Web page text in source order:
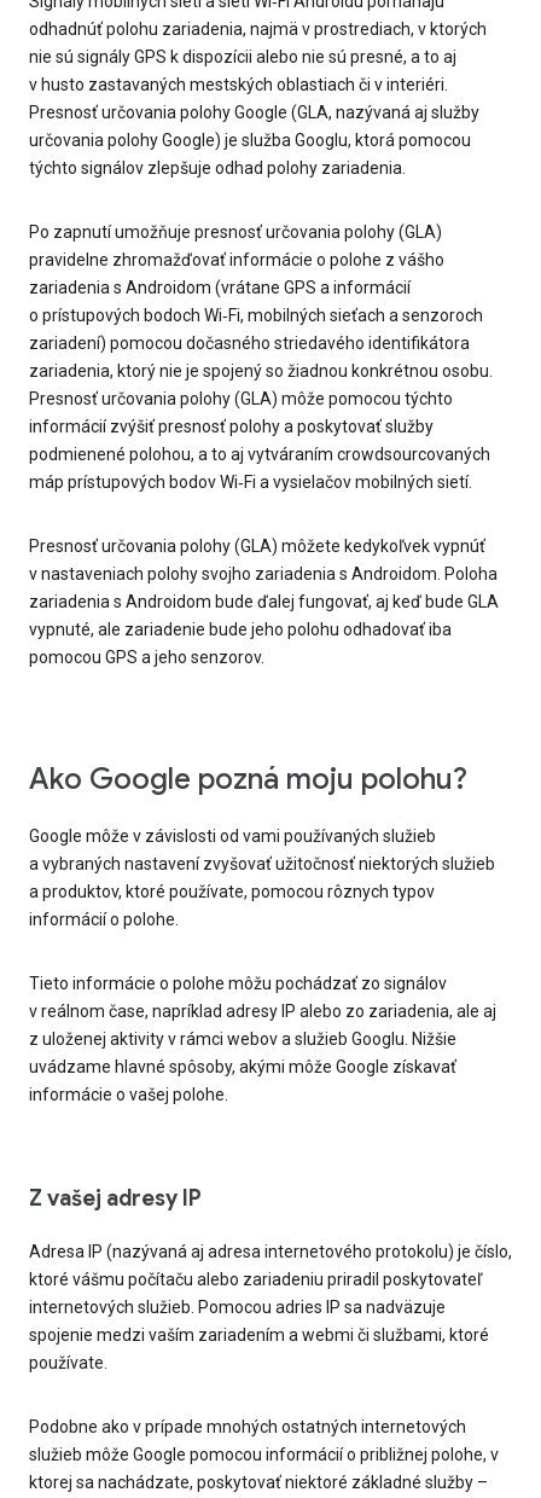
odhadnúť polohu zariadenia, najmä v prostrediach, v ktorých
nie sú signály GPS k dispozícii alebo nie sú presné, a to aj
v husto zastavaných mestských oblastiach či v interiéri.
Presnosť určovania polohy Google (GLA, nazývaná aj služby
určovania polohy Google) je služba Googlu, ktorá pomocou
týchto signálov zlepšuje odhad polohy zariadenia.
Po zapnutí umožňuje presnosť určovania polohy (GLA)
pravidelne zhromažďovať informácie o polohe z vášho
zariadenia s Androidom (vrátane GPS a informácií
o prístupových bodoch Wi‐Fi, mobilných sieťach a senzoroch
zariadení) pomocou dočasného striedavého identifikátora
zariadenia, ktorý nie je spojený so žiadnou konkrétnou osobu.
Presnosť určovania polohy (GLA) môže pomocou týchto
informácií zvýšiť presnosť polohy a poskytovať služby
podmienené polohou, a to aj vytváraním crowdsourcovaných
máp prístupových bodov Wi‐Fi a vysielačov mobilných sietí.
Presnosť určovania polohy (GLA) môžete kedykoľvek vypnúť
v nastaveniach polohy svojho zariadenia s Androidom. Poloha
zariadenia s Androidom bude ďalej fungovať, aj keď bude GLA
vypnuté, ale zariadenie bude jeho polohu odhadovať iba
pomocou GPS a jeho senzorov.
Ako Google pozná moju polohu?
Google môže v závislosti od vami používaných služieb
a vybraných nastavení zvyšovať užitočnosť niektorých služieb
a produktov, ktoré používate, pomocou rôznych typov
informácií o polohe.
Tieto informácie o polohe môžu pochádzať zo signálov
v reálnom čase, napríklad adresy IP alebo zo zariadenia, ale aj
z uloženej aktivity v rámci webov a služieb Googlu. Nižšie
uvádzame hlavné spôsoby, akými môže Google získavať
informácie o vašej polohe.
Z vašej adresy IP
Adresa IP (nazývaná aj adresa internetového protokolu) je číslo,
ktoré vášmu počítaču alebo zariadeniu priradil poskytovateľ
internetových služieb. Pomocou adries IP sa nadväzuje
spojenie medzi vaším zariadením a webmi či službami, ktoré
používate.
Podobne ako v prípade mnohých ostatných internetových
služieb môže Google pomocou informácií o približnej polohe, v
ktorej sa nachádzate, poskytovať niektoré základné služby –